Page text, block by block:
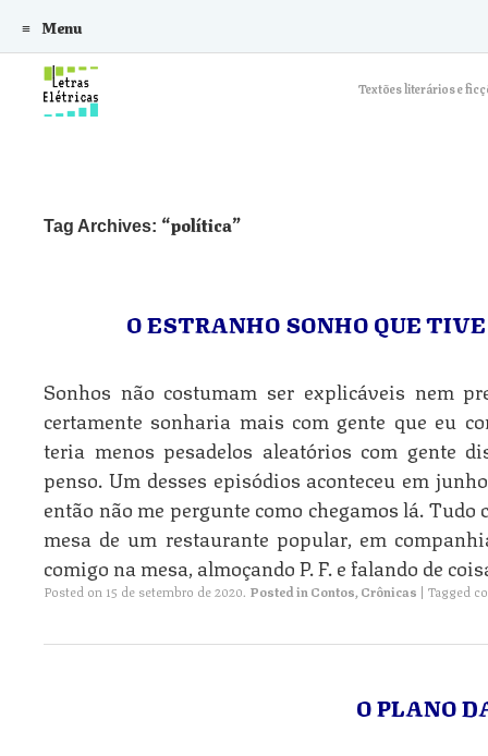
Textões literários e
Menu
Skip to content
Tag Archives: política
O ESTRANHO SONHO QUE
Sonhos não costumam ser explicáveis nem
certamente sonharia mais com gente que eu
teria menos pesadelos aleatórios com gente
penso. Um desses episódios aconteceu em
então não me pergunte como chegamos lá. Tudo
mesa de um restaurante popular, em
comigo na mesa, almoçando P. F. e falando de
Posted on 15 de setembro de 2020. Posted in Contos, Crônicas | Tagged
O PLANO